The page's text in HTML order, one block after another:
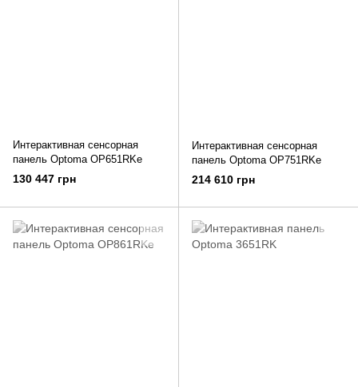
Интерактивная сенсорная
панель Optoma OP651RKe
130 447 грн
Интерактивная сенсорная
панель Optoma OP751RKe
214 610 грн